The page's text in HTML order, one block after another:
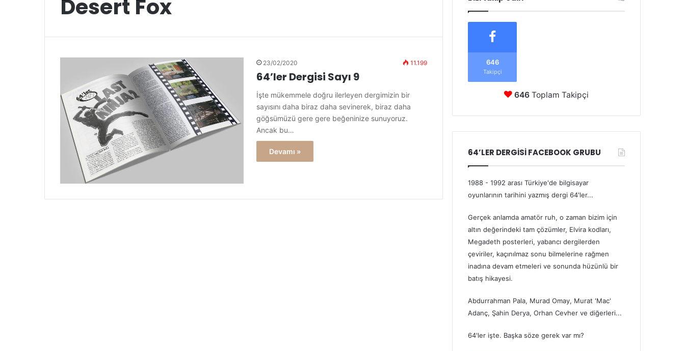
Desert Fox
23/02/2020 11.199
64’ler Dergisi Sayı 9
İşte mükemmele doğru ilerleyen dergimizin bir
sayısını daha biraz daha sevinerek, biraz daha
göğsümüzü gere gere beğeninize sunuyoruz.
Ancak bu…
Devamı »
646
Takipçi
646 Toplam Takipçi
64’LER DERGİSİ FACEBOOK GRUBU
1988 - 1992 arası Türkiye'de bilgisayar
oyunlarının tarihini yazmış dergi 64'ler...
Gerçek anlamda amatör ruh, o zaman bizim için
altın değerindeki tam çözümler, Elvira kodları,
Megadeth posterleri, yabancı dergilerden
çeviriler, kaçınılmaz sonu bilmelerine rağmen
inadına devam etmeleri ve sonunda hüzünlü bir
batış hikayesi.
Abdurrahman Pala, Murad Omay, Murat 'Mac'
Adanç, Şahin Derya, Orhan Cevher ve diğerleri...
64'ler işte. Başka söze gerek var mı?